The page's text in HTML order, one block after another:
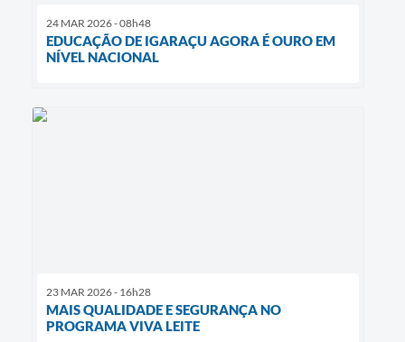
24 MAR 2026 - 08h48
EDUCAÇÃO DE IGARAÇU AGORA É OURO EM
NÍVEL NACIONAL
23 MAR 2026 - 16h28
MAIS QUALIDADE E SEGURANÇA NO
PROGRAMA VIVA LEITE